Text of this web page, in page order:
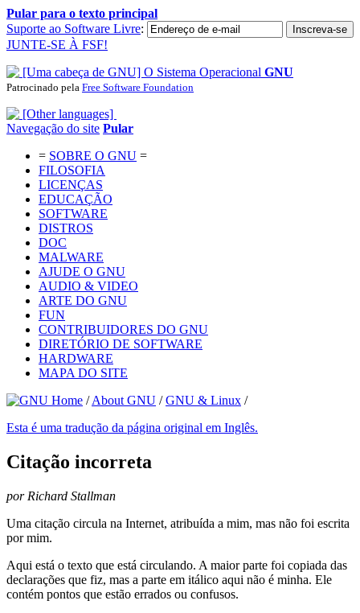
Pular para o texto principal
Suporte ao Software Livre:
JUNTE-SE À FSF!
O Sistema Operacional GNU
Patrocinado pela Free Software Foundation
Navegação do site Pular
= SOBRE O GNU =
FILOSOFIA
LICENÇAS
EDUCAÇÃO
SOFTWARE
DISTROS
DOC
MALWARE
AJUDE O GNU
AUDIO & VIDEO
ARTE DO GNU
FUN
CONTRIBUIDORES DO GNU
DIRETÓRIO DE SOFTWARE
HARDWARE
MAPA DO SITE
/ About GNU / GNU & Linux /
Esta é uma tradução da página original em Inglês.
Citação incorreta
por Richard Stallman
Uma citação circula na Internet, atribuída a mim, mas não foi escrita
por mim.
Aqui está o texto que está circulando. A maior parte foi copiada das
declarações que fiz, mas a parte em itálico aqui não é minha. Ele
contém pontos que estão errados ou confusos.